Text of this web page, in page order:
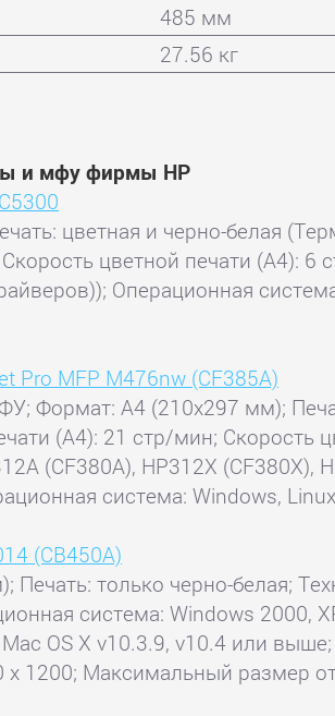
485 мм
27.56 кг
и мфу фирмы HP
цветная и черно-белая
цветной печати (А4): 6
Операционная
Pro MFP M476nw (CF385A)
Формат: A4 (210x297 мм);
(А4): 21 стр/мин; Скорость
(CF380A), HP312X (CF380X),
система: Windows,
(CB450A)
только черно-белая;
система: Windows 2000,
OS X v10.3.9, v10.4 или
1200; Максимальный размер